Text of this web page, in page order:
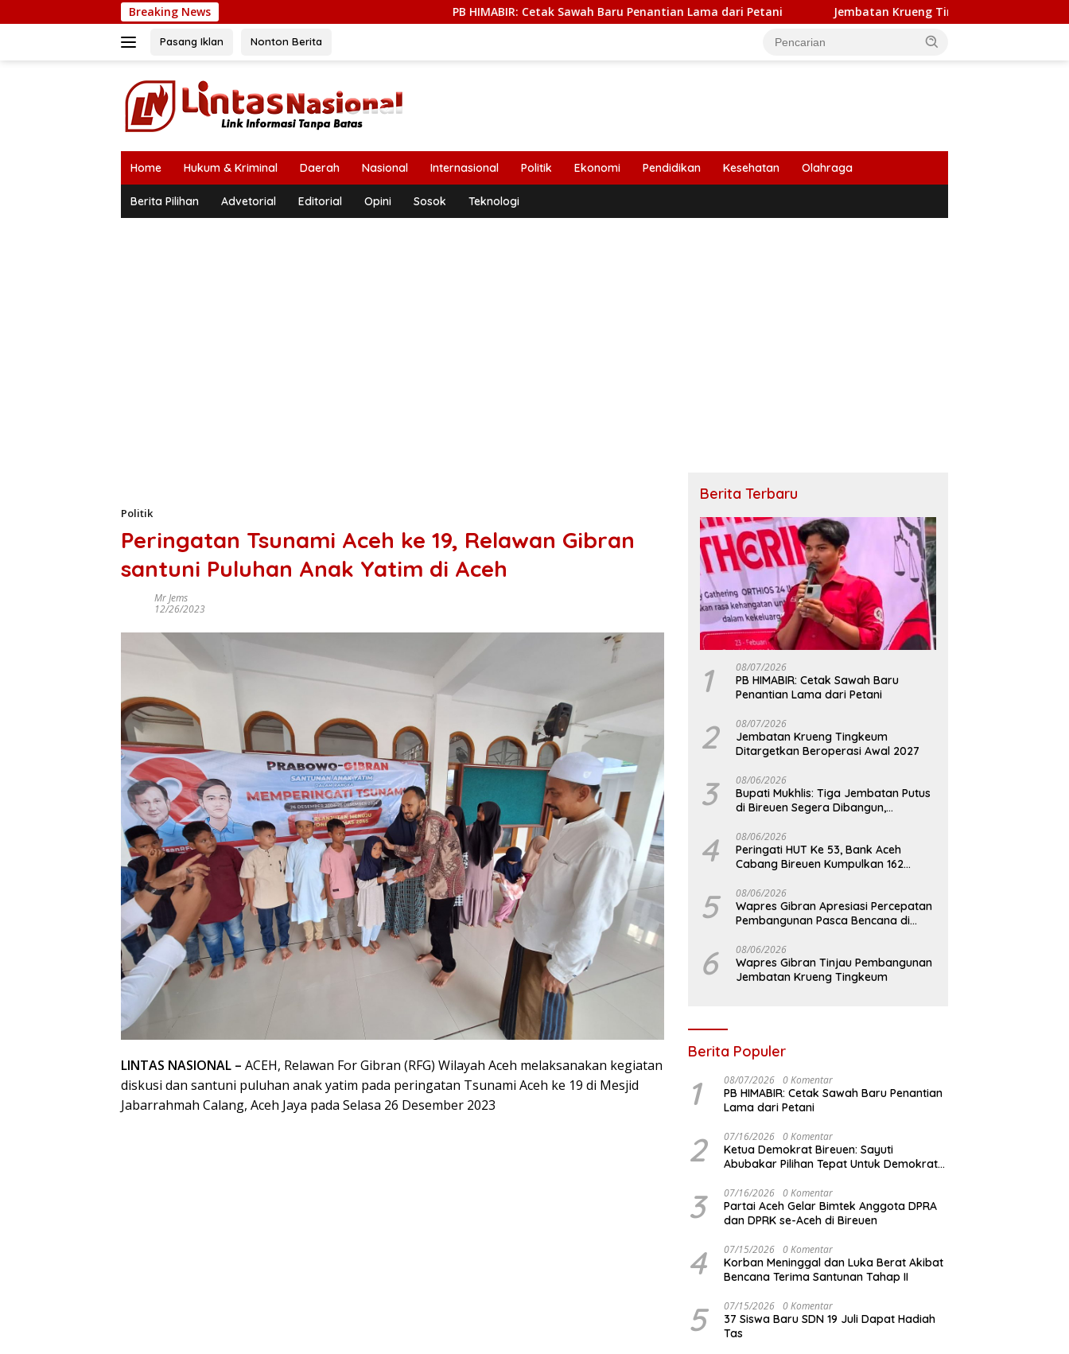
ke
Breaking News PB HIMABIR: Cetak Sawah Baru Penantian Lama dari Petani Jembatan Krueng Tingkeum Ditargetkan Beroperasi
Pasang Iklan Nonton Berita
Home Hukum & Kriminal Daerah Nasional Internasional Politik Ekonomi Pendidikan Kesehatan Olahraga
Berita Pilihan Advetorial Editorial Opini Sosok Teknologi
Politik
Peringatan Tsunami Aceh ke 19, Relawan Gibran
santuni Puluhan Anak Yatim di Aceh
Mr Jems
12/26/2023
LINTAS NASIONAL – ACEH, Relawan For Gibran (RFG) Wilayah Aceh melaksanakan kegiatan
diskusi dan santuni puluhan anak yatim pada peringatan Tsunami Aceh ke 19 di Mesjid
Jabarrahmah Calang, Aceh Jaya pada Selasa 26 Desember 2023
Berita Terbaru
1 08/07/2026
PB HIMABIR: Cetak Sawah Baru
Penantian Lama dari Petani
2 08/07/2026
Jembatan Krueng Tingkeum
Ditargetkan Beroperasi Awal 2027
3 08/06/2026
Bupati Mukhlis: Tiga Jembatan Putus
di Bireuen Segera Dibangun,
4 08/06/2026
Peringati HUT Ke 53, Bank Aceh
Cabang Bireuen Kumpulkan 162
5 08/06/2026
Wapres Gibran Apresiasi Percepatan
Pembangunan Pasca Bencana di
6 08/06/2026
Wapres Gibran Tinjau Pembangunan
Jembatan Krueng Tingkeum
Berita Populer
1 08/07/2026 0 Komentar
PB HIMABIR: Cetak Sawah Baru Penantian
Lama dari Petani
2 07/16/2026 0 Komentar
Ketua Demokrat Bireuen: Sayuti
Abubakar Pilihan Tepat Untuk Demokrat
3 07/16/2026 0 Komentar
Partai Aceh Gelar Bimtek Anggota DPRA
dan DPRK se-Aceh di Bireuen
4 07/15/2026 0 Komentar
Korban Meninggal dan Luka Berat Akibat
Bencana Terima Santunan Tahap II
5 07/15/2026 0 Komentar
37 Siswa Baru SDN 19 Juli Dapat Hadiah
Tas